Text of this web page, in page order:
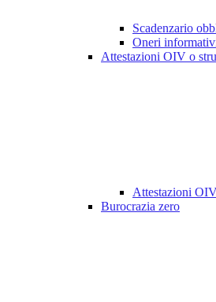
Scadenzario
Oneri
Attestazioni OIV o
Attestazioni
Burocrazia zero